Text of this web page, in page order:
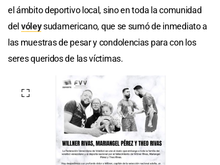
el ámbito deportivo local, sino en toda la comunidad
del vóleysudamericano, que se sumó de inmediato a
las muestras de pesar y condolencias para con los
seres queridos de las víctimas.